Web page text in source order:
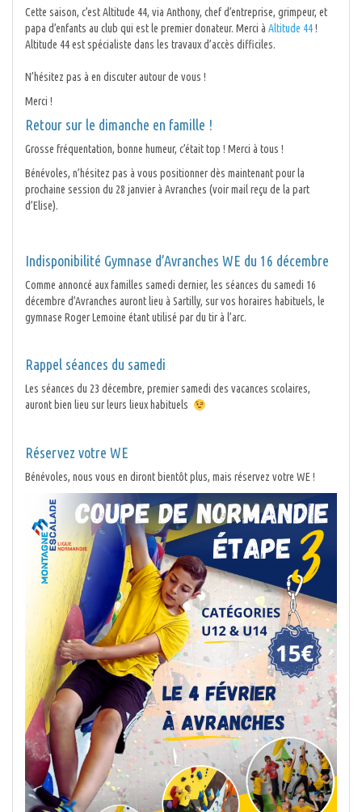
Cette saison, c’est Altitude 44, via Anthony, chef d’entreprise, grimpeur, et
papa d’enfants au club qui est le premier donateur. Merci à Altitude 44!
Altitude 44 est spécialiste dans les travaux d’accès difficiles.
N’hésitez pas à en discuter autour de vous !
Merci !
Retour sur le dimanche en famille !
Grosse fréquentation, bonne humeur, c’était top ! Merci à tous !
Bénévoles, n’hésitez pas à vous positionner dès maintenant pour la
prochaine session du 28 janvier à Avranches (voir mail reçu de la part
d’Elise).
Indisponibilité Gymnase d’Avranches WE du 16 décembre
Comme annoncé aux familles samedi dernier, les séances du samedi 16
décembre d’Avranches auront lieu à Sartilly, sur vos horaires habituels, le
gymnase Roger Lemoine étant utilisé par du tir à l’arc.
Rappel séances du samedi
Les séances du 23 décembre, premier samedi des vacances scolaires,
auront bien lieu sur leurs lieux habituels
Réservez votre WE
Bénévoles, nous vous en diront bientôt plus, mais réservez votre WE !